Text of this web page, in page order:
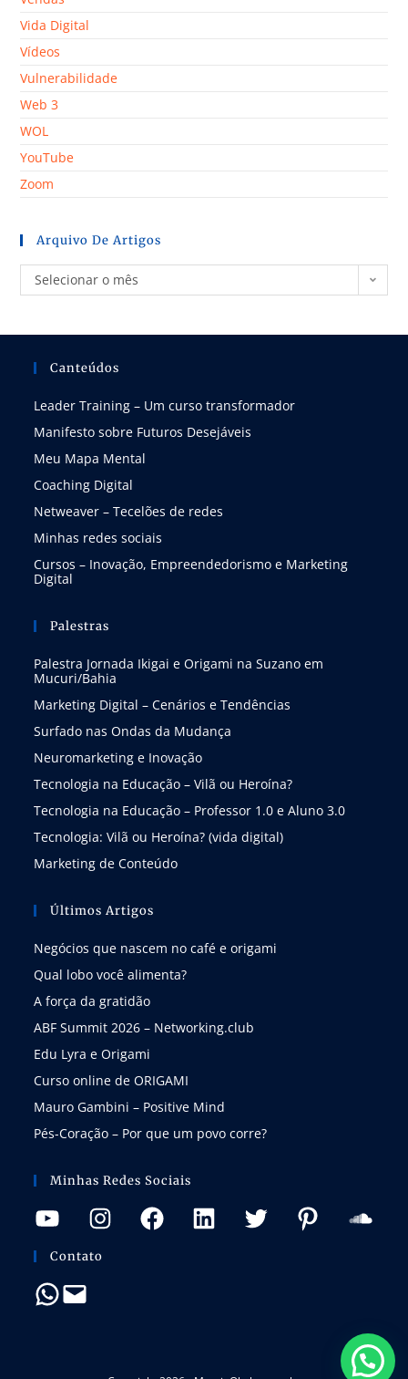
Vida Digital
Vídeos
Vulnerabilidade
Web 3
WOL
YouTube
Zoom
Arquivo De Artigos
Selecionar o mês
Canteúdos
Leader Training – Um curso transformador
Manifesto sobre Futuros Desejáveis
Meu Mapa Mental
Coaching Digital
Netweaver – Tecelões de redes
Minhas redes sociais
Cursos – Inovação, Empreendedorismo e Marketing
Digital
Palestras
Palestra Jornada Ikigai e Origami na Suzano em
Mucuri/Bahia
Marketing Digital – Cenários e Tendências
Surfado nas Ondas da Mudança
Neuromarketing e Inovação
Tecnologia na Educação – Vilã ou Heroína?
Tecnologia na Educação – Professor 1.0 e Aluno 3.0
Tecnologia: Vilã ou Heroína? (vida digital)
Marketing de Conteúdo
Últimos Artigos
Negócios que nascem no café e origami
Qual lobo você alimenta?
A força da gratidão
ABF Summit 2026 – Networking.club
Edu Lyra e Origami
Curso online de ORIGAMI
Mauro Gambini – Positive Mind
Pés-Coração – Por que um povo corre?
Minhas Redes Sociais
Contato